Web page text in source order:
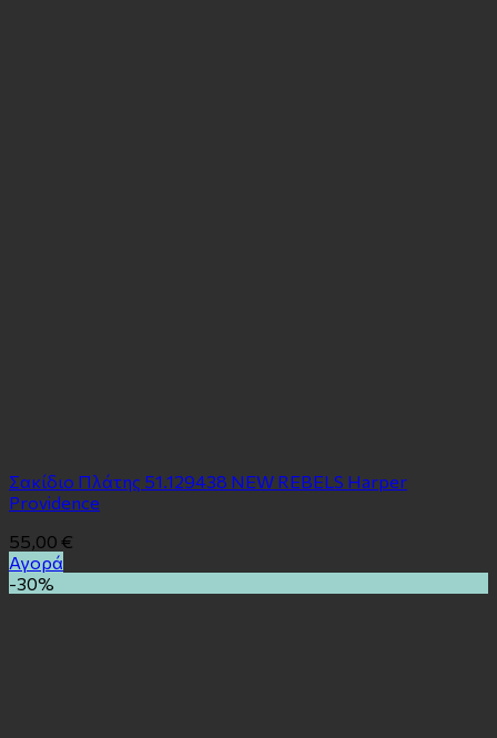
Σακίδιο Πλάτης 51.129438 NEW REBELS Harper
Providence
55,00 €
Αγορά
-30%